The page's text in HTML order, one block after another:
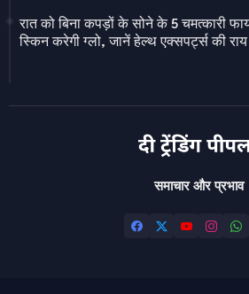
रात को बिना कपड़ों के सोने के 5 चमत्कारी
स्किन करेगी ग्लो, जानें हेल्थ एक्सपर्ट्स की राय
समाचार और प्रभाव